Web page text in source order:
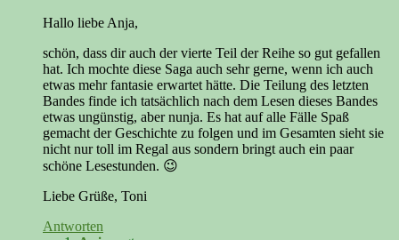
Hallo liebe Anja,
schön, dass dir auch der vierte Teil der Reihe so gut gefallen
hat. Ich mochte diese Saga auch sehr gerne, wenn ich auch
etwas mehr fantasie erwartet hätte. Die Teilung des letzten
Bandes finde ich tatsächlich nach dem Lesen dieses Bandes
etwas ungünstig, aber nunja. Es hat auf alle Fälle Spaß
gemacht der Geschichte zu folgen und im Gesamten sieht sie
nicht nur toll im Regal aus sondern bringt auch ein paar
schöne Lesestunden. 😉
Liebe Grüße, Toni
Antworten